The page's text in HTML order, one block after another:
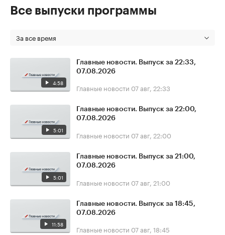
Все выпуски программы
За все время
4:58
Главные новости. Выпуск за 22:33,
07.08.2026
Главные новости 07 авг, 22:33
5:01
Главные новости. Выпуск за 22:00,
07.08.2026
Главные новости 07 авг, 22:00
5:01
Главные новости. Выпуск за 21:00,
07.08.2026
Главные новости 07 авг, 21:00
11:58
Главные новости. Выпуск за 18:45,
07.08.2026
Главные новости 07 авг, 18:45